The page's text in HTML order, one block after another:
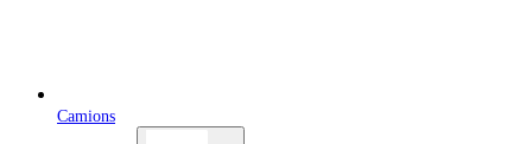
Camions